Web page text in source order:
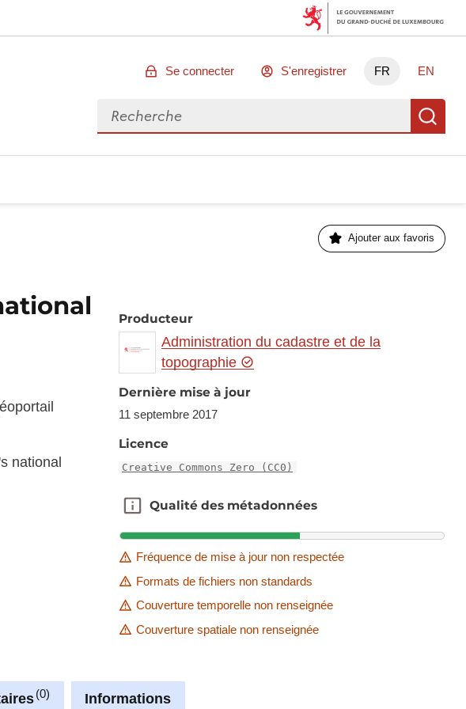
Se connecter S'enregistrer FR EN
Rechercher des données
Ajouter aux favoris
national
Producteur
Administration du cadastre et de la
topographie
Dernière mise à jour
11 septembre 2017
Licence
Creative Commons Zero (CC0)
Qualité des métadonnées
Qualité des métadonnées
Fréquence de mise à jour non respectée
Formats de fichiers non standards
Couverture temporelle non renseignée
Couverture spatiale non renseignée
0 Informations